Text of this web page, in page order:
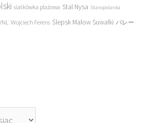
siatkówka plażowa Stal Nysa Staropolanka
Wojciech Ferens Ślepsk Malow Suwałki バレー